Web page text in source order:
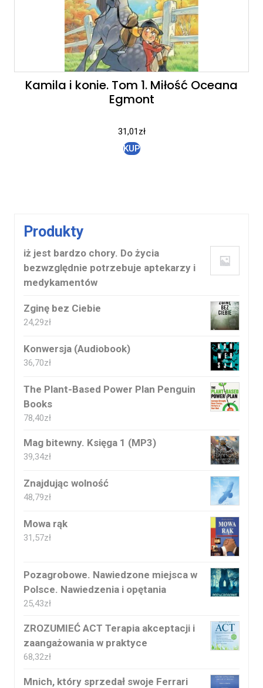
Kamila i konie. Tom 1. Miłość Oceana
Egmont
31,01zł
KUP
Produkty
iż jest bardzo chory. Do życia
bezwzględnie potrzebuje aptekarzy i
medykamentów
Zginę bez Ciebie
24,29zł
Konwersja (Audiobook)
36,70zł
The Plant-Based Power Plan Penguin
Books
78,40zł
Mag bitewny. Księga 1 (MP3)
39,34zł
Znajdując wolność
48,79zł
Mowa rąk
31,57zł
Pozagrobowe. Nawiedzone miejsca w
Polsce. Nawiedzenia i opętania
25,43zł
ZROZUMIEĆ ACT Terapia akceptacji i
zaangażowania w praktyce
68,32zł
Mnich, który sprzedał swoje Ferrari